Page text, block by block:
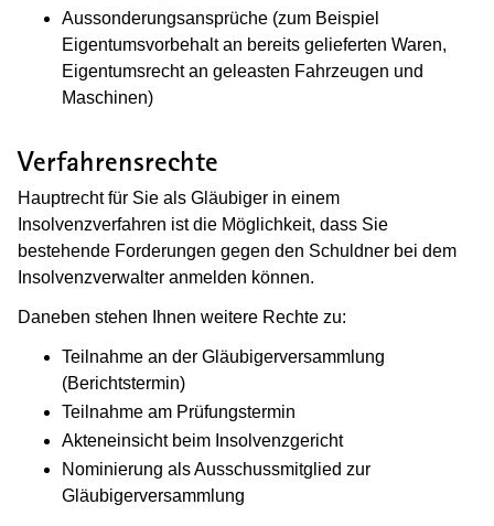
Aussonderungsansprüche (zum Beispiel
Eigentumsvorbehalt an bereits gelieferten Waren,
Eigentumsrecht an geleasten Fahrzeugen und
Maschinen)
Verfahrensrechte
Hauptrecht für Sie als Gläubiger in einem
Insolvenzverfahren ist die Möglichkeit, dass Sie
bestehende Forderungen gegen den Schuldner bei dem
Insolvenzverwalter anmelden können.
Daneben stehen Ihnen weitere Rechte zu:
Teilnahme an der Gläubigerversammlung
(Berichtstermin)
Teilnahme am Prüfungstermin
Akteneinsicht beim Insolvenzgericht
Nominierung als Ausschussmitglied zur
Gläubigerversammlung